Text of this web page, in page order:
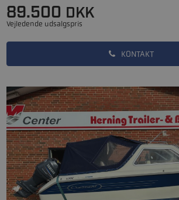
KONTAKT
89.500 DKK
Vejledende udsalgspris